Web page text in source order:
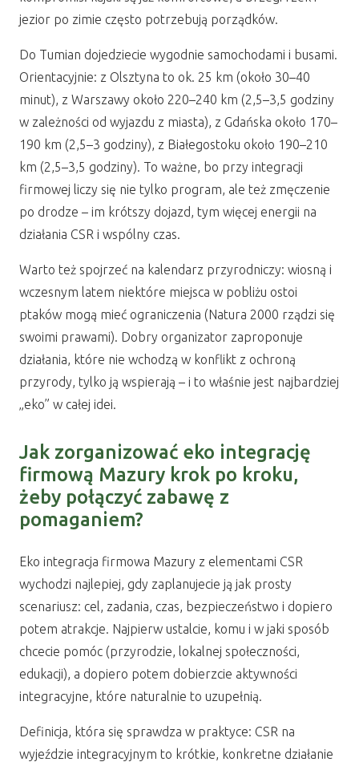
jezior po zimie często potrzebują porządków.
Do Tumian dojedziecie wygodnie samochodami i busami.
Orientacyjnie: z Olsztyna to ok. 25 km (około 30–40
minut), z Warszawy około 220–240 km (2,5–3,5 godziny
w zależności od wyjazdu z miasta), z Gdańska około 170–
190 km (2,5–3 godziny), z Białegostoku około 190–210
km (2,5–3,5 godziny). To ważne, bo przy integracji
firmowej liczy się nie tylko program, ale też zmęczenie
po drodze – im krótszy dojazd, tym więcej energii na
działania CSR i wspólny czas.
Warto też spojrzeć na kalendarz przyrodniczy: wiosną i
wczesnym latem niektóre miejsca w pobliżu ostoi
ptaków mogą mieć ograniczenia (Natura 2000 rządzi się
swoimi prawami). Dobry organizator zaproponuje
działania, które nie wchodzą w konflikt z ochroną
przyrody, tylko ją wspierają – i to właśnie jest najbardziej
„eko” w całej idei.
Jak zorganizować eko integrację
firmową Mazury krok po kroku,
żeby połączyć zabawę z
pomaganiem?
Eko integracja firmowa Mazury z elementami CSR
wychodzi najlepiej, gdy zaplanujecie ją jak prosty
scenariusz: cel, zadania, czas, bezpieczeństwo i dopiero
potem atrakcje. Najpierw ustalcie, komu i w jaki sposób
chcecie pomóc (przyrodzie, lokalnej społeczności,
edukacji), a dopiero potem dobierzcie aktywności
integracyjne, które naturalnie to uzupełnią.
Definicja, która się sprawdza w praktyce: CSR na
wyjeździe integracyjnym to krótkie, konkretne działanie